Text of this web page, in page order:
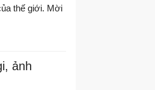
thế giới. Mời
ảnh